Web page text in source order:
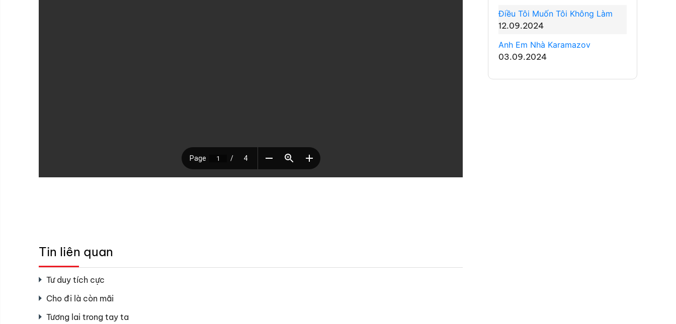
Tin liên quan
Tư duy tích cực
Cho đi là còn mãi
Tương lai trong tay ta
Điều Tôi Muốn Tôi Không Làm
12.09.2024
Anh Em Nhà Karamazov
03.09.2024